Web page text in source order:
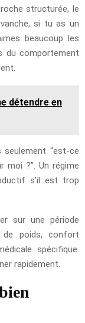
structurée, le
si tu as un
beaucoup les
du comportement
détendre en
“est-ce
moi ?”. Un régime
s’il est trop
sur une période
poids, confort
spécifique.
rapidement.